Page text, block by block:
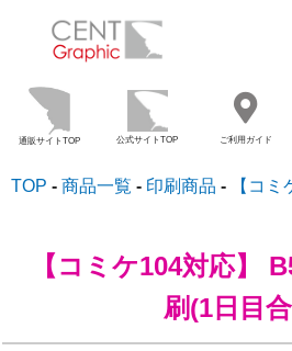
通販サイトTOP 公式サイトTOP ご利用ガイド
TOP 商品一覧 印刷商品 【コ
【コミケ104対応】
刷(1日目